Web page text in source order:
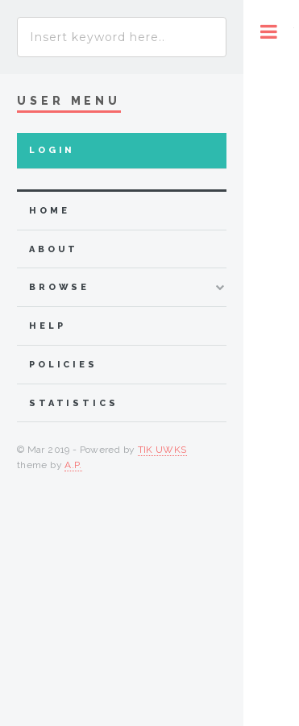
USER MENU
LOGIN
HOME
ABOUT
BROWSE
HELP
POLICIES
STATISTICS
© Mar 2019 - Powered by TIK UWKS
theme byA.P.